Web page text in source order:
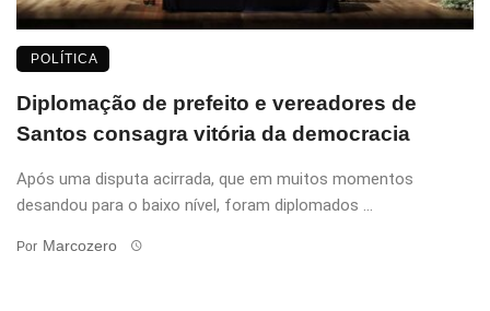
POLÍTICA
Diplomação de prefeito e vereadores de
Santos consagra vitória da democracia
Após uma disputa acirrada, que em muitos momentos
desandou para o baixo nível, foram diplomados ...
Por Marcozero